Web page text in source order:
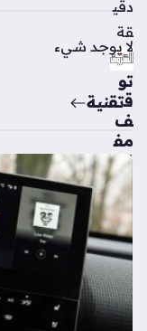
ص
لاح
إل
ى
ص
فو
ف
طر
ابز
ون
سب
ور
الت
رك
ي
منذ
دقي
قة
تو
ق
ف
مف
اج
ئ
في
خد
ما
ت
بوا
بة
ال
لا يوجد شيء
تقنية